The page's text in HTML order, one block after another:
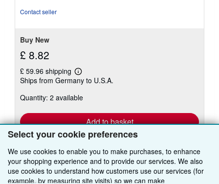
Select your cookie preferences
We use cookies to enable you to make purchases, to enhance
your shopping experience and to provide our services. We also
use cookies to understand how customers use our services (for
example, by measuring site visits) so we can make
Contact seller
Buy New
£ 8.82
£ 59.96 shipping
Learn
more
shipping
Ships from Germany to U.S.A.
Quantity: 2 available
Add to basket